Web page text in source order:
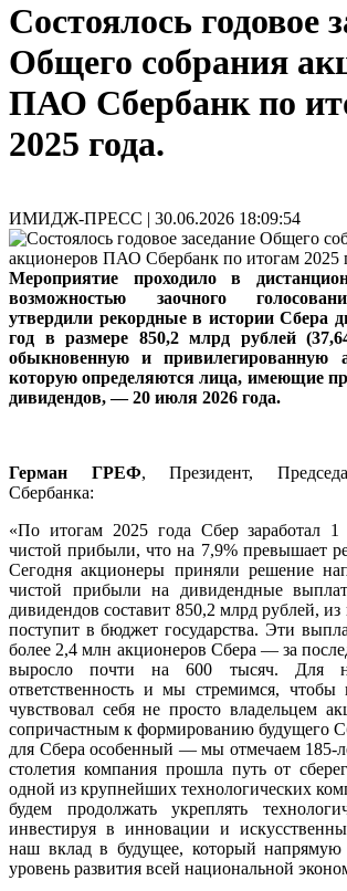
Состоялось годовое
Общего собрания
ПАО Сбербанк по
2025 года.
ИМИДЖ-ПРЕСС | 30.06.2026 18:09:54
Мероприятие проходило в
возможностью заочного
утвердили рекордные в истории Сбера
год в размере 850,2 млрд рублей
обыкновенную и привилегированную
которую определяются лица, имеющие
дивидендов, — 20 июля 2026 года.
Герман ГРЕФ, Президент,
Сбербанка:
«По итогам 2025 года Сбер заработал
чистой прибыли, что на 7,9% превышает
Сегодня акционеры приняли решение
чистой прибыли на дивидендные
дивидендов составит 850,2 млрд рублей,
поступит в бюджет государства. Эти
более 2,4 млн акционеров Сбера — за
выросло почти на 600 тысяч. Для
ответственность и мы стремимся,
чувствовал себя не просто владельцем
сопричастным к формированию будущего
для Сбера особенный — мы отмечаем 185-
столетия компания прошла путь от
одной из крупнейших технологических
будем продолжать укреплять
инвестируя в инновации и
наш вклад в будущее, который
уровень развития всей национальной